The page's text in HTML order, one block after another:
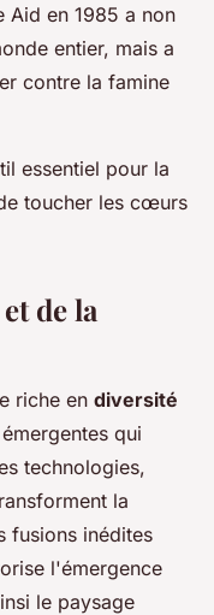
Aid en 1985 a non
entier, mais a
contre la famine
essentiel pour la
toucher les cœurs
de la
riche en diversité
émergentes qui
technologies,
la
fusions inédites
l'émergence
le paysage